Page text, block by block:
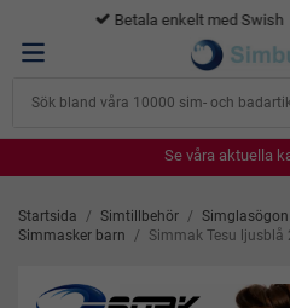
365 dagars
Se våra aktuella
Se våra aktuella
Se våra aktuella
Se våra aktuella
Startsida / Simtillbehör / Simglasögon
Simmasker barn
/ Simmak Tesu ljusblå